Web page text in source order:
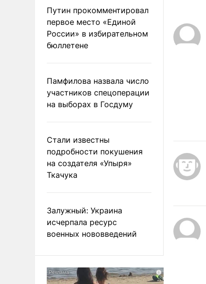
Путин прокомментировал
первое место «Единой
России» в избирательном
бюллетене
Памфилова назвала число
участников спецоперации
на выборах в Госдуму
Стали известны
подробности покушения
на создателя «Упыря»
Ткачука
Залужный: Украина
исчерпала ресурс
военных нововведений